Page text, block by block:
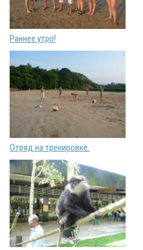
Раннее утро!
Отряд на тренировке.